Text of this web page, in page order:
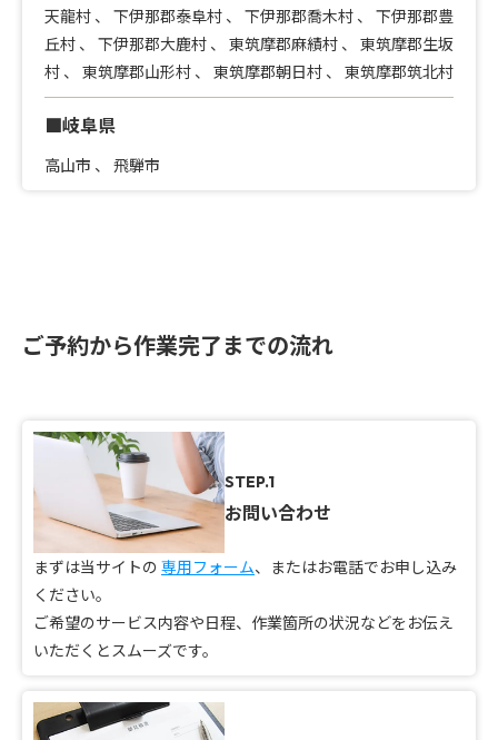
天龍村 、 下伊那郡泰阜村 、 下伊那郡喬木村 、 下伊那郡豊
丘村 、 下伊那郡大鹿村 、 東筑摩郡麻績村 、 東筑摩郡生坂
村 、 東筑摩郡山形村 、 東筑摩郡朝日村 、 東筑摩郡筑北村
■岐阜県
高山市 、 飛騨市
ご予約から作業完了までの流れ
STEP.1
お問い合わせ
まずは当サイトの 専用フォーム、またはお電話でお申し込み
ください。
ご希望のサービス内容や日程、作業箇所の状況などをお伝え
いただくとスムーズです。